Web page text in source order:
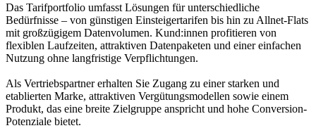
Das Tarifportfolio umfasst Lösungen für unterschiedliche
Bedürfnisse – von günstigen Einsteigertarifen bis hin zu Allnet-Flats
mit großzügigem Datenvolumen. Kund:innen profitieren von
flexiblen Laufzeiten, attraktiven Datenpaketen und einer einfachen
Nutzung ohne langfristige Verpflichtungen.
Als Vertriebspartner erhalten Sie Zugang zu einer starken und
etablierten Marke, attraktiven Vergütungsmodellen sowie einem
Produkt, das eine breite Zielgruppe anspricht und hohe Conversion-
Potenziale bietet.